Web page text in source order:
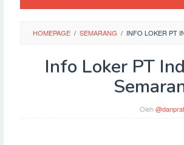
HOMEPAGE / SEMARANG / INFO LOKER PT
Info Loker PT
Oleh@danprat